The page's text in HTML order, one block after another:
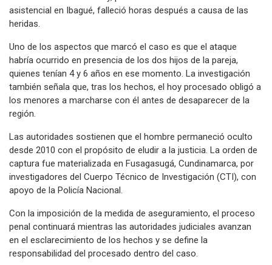
asistencial en Ibagué, falleció horas después a causa de las
heridas.
Uno de los aspectos que marcó el caso es que el ataque
habría ocurrido en presencia de los dos hijos de la pareja,
quienes tenían 4 y 6 años en ese momento. La investigación
también señala que, tras los hechos, el hoy procesado obligó a
los menores a marcharse con él antes de desaparecer de la
región.
Las autoridades sostienen que el hombre permaneció oculto
desde 2010 con el propósito de eludir a la justicia. La orden de
captura fue materializada en Fusagasugá, Cundinamarca, por
investigadores del Cuerpo Técnico de Investigación (CTI), con
apoyo de la Policía Nacional.
Con la imposición de la medida de aseguramiento, el proceso
penal continuará mientras las autoridades judiciales avanzan
en el esclarecimiento de los hechos y se define la
responsabilidad del procesado dentro del caso.